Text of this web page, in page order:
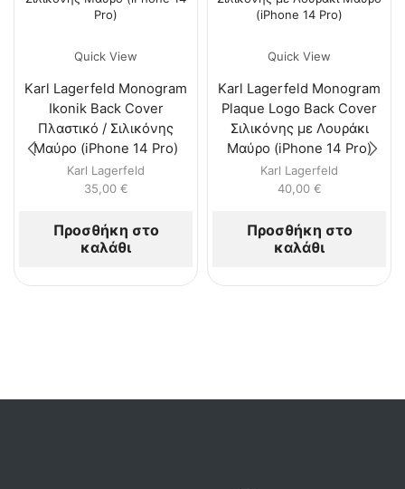
Quick View
Karl Lagerfeld Monogram
Ikonik Back Cover
Πλαστικό / Σιλικόνης
Μαύρο (iPhone 14 Pro)
Karl Lagerfeld
35,00 €
Προσθήκη στο
καλάθι
Quick View
Karl Lagerfeld Monogram
Plaque Logo Back Cover
Σιλικόνης με Λουράκι
Μαύρο (iPhone 14 Pro)
Karl Lagerfeld
40,00 €
Προσθήκη στο
καλάθι